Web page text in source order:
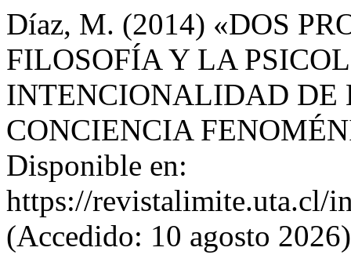
Díaz, M. (2014) «DOS
FILOSOFÍA Y LA
INTENCIONALIDAD DE
CONCIENCIA
Disponible en:
https://revistalimite.uta.cl/
(Accedido: 10 agosto